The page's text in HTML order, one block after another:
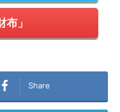
」
Share